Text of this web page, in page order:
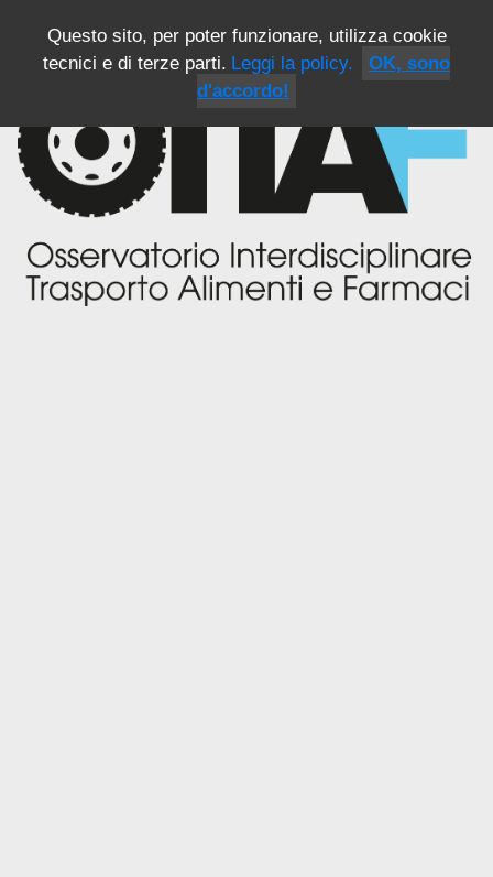
Questo sito, per poter funzionare, utilizza cookie
tecnici e di terze parti. Leggi la policy.
OK, sono
d'accordo!